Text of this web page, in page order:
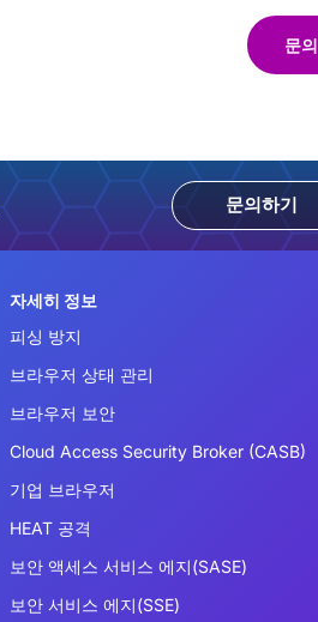
문의
문의하기
자세히 정보
피싱 방지
브라우저 상태 관리
브라우저 보안
Cloud Access Security Broker (CASB)
기업 브라우저
HEAT 공격
보안 액세스 서비스 에지(SASE)
보안 서비스 에지(SSE)